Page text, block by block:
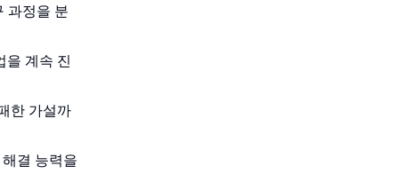
과정을 분
을 계속 진
한 가설까
결 능력을